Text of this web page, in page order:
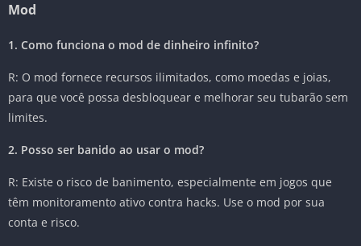
Mod
1. Como funciona o mod de dinheiro infinito?
R: O mod fornece recursos ilimitados, como moedas e joias,
para que você possa desbloquear e melhorar seu tubarão sem
limites.
2. Posso ser banido ao usar o mod?
R: Existe o risco de banimento, especialmente em jogos que
têm monitoramento ativo contra hacks. Use o mod por sua
conta e risco.